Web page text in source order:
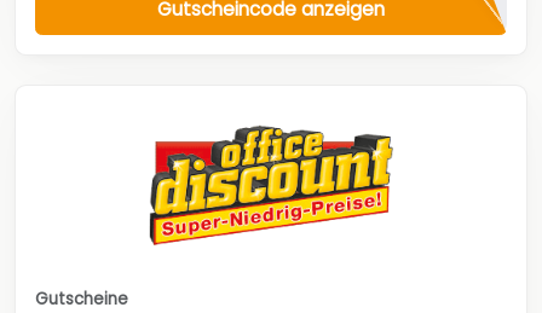
Gutscheincode anzeigen
Gutscheine